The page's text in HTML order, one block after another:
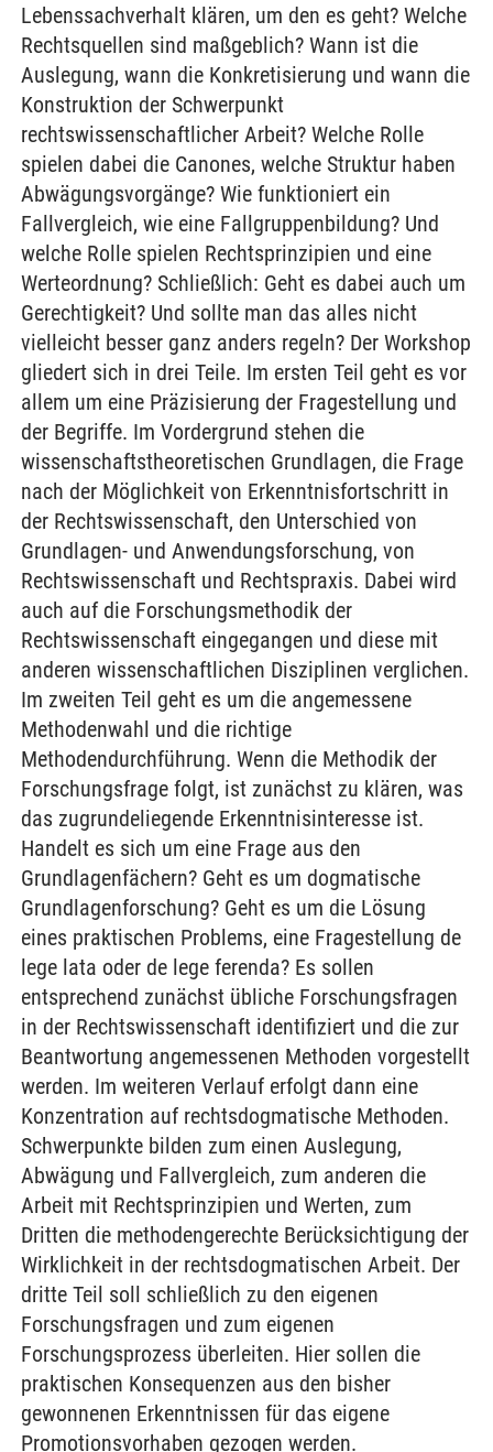
Lebenssachverhalt klären, um den es geht? Welche
Rechtsquellen sind maßgeblich? Wann ist die
Auslegung, wann die Konkretisierung und wann die
Konstruktion der Schwerpunkt
rechtswissenschaftlicher Arbeit? Welche Rolle
spielen dabei die Canones, welche Struktur haben
Abwägungsvorgänge? Wie funktioniert ein
Fallvergleich, wie eine Fallgruppenbildung? Und
welche Rolle spielen Rechtsprinzipien und eine
Werteordnung? Schließlich: Geht es dabei auch um
Gerechtigkeit? Und sollte man das alles nicht
vielleicht besser ganz anders regeln? Der Workshop
gliedert sich in drei Teile. Im ersten Teil geht es vor
allem um eine Präzisierung der Fragestellung und
der Begriffe. Im Vordergrund stehen die
wissenschaftstheoretischen Grundlagen, die Frage
nach der Möglichkeit von Erkenntnisfortschritt in
der Rechtswissenschaft, den Unterschied von
Grundlagen- und Anwendungsforschung, von
Rechtswissenschaft und Rechtspraxis. Dabei wird
auch auf die Forschungsmethodik der
Rechtswissenschaft eingegangen und diese mit
anderen wissenschaftlichen Disziplinen verglichen.
Im zweiten Teil geht es um die angemessene
Methodenwahl und die richtige
Methodendurchführung. Wenn die Methodik der
Forschungsfrage folgt, ist zunächst zu klären, was
das zugrundeliegende Erkenntnisinteresse ist.
Handelt es sich um eine Frage aus den
Grundlagenfächern? Geht es um dogmatische
Grundlagenforschung? Geht es um die Lösung
eines praktischen Problems, eine Fragestellung de
lege lata oder de lege ferenda? Es sollen
entsprechend zunächst übliche Forschungsfragen
in der Rechtswissenschaft identifiziert und die zur
Beantwortung angemessenen Methoden vorgestellt
werden. Im weiteren Verlauf erfolgt dann eine
Konzentration auf rechtsdogmatische Methoden.
Schwerpunkte bilden zum einen Auslegung,
Abwägung und Fallvergleich, zum anderen die
Arbeit mit Rechtsprinzipien und Werten, zum
Dritten die methodengerechte Berücksichtigung der
Wirklichkeit in der rechtsdogmatischen Arbeit. Der
dritte Teil soll schließlich zu den eigenen
Forschungsfragen und zum eigenen
Forschungsprozess überleiten. Hier sollen die
praktischen Konsequenzen aus den bisher
gewonnenen Erkenntnissen für das eigene
Promotionsvorhaben gezogen werden.